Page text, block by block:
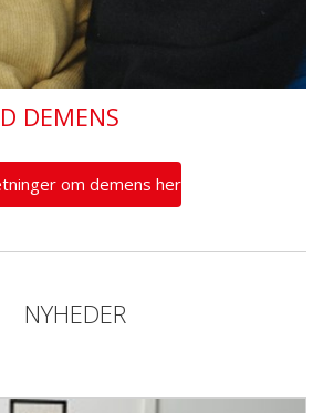
DEMENS
om demens her
NYHEDER